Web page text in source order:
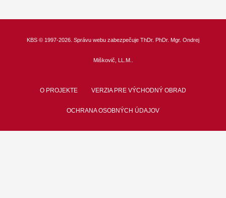
KBS © 1997-2026. Správu webu zabezpečuje ThDr. PhDr. Mgr. Ondrej
Miškovič, LL.M.
O PROJEKTE VERZIA PRE VÝCHODNÝ OBRAD
OCHRANA OSOBNÝCH ÚDAJOV